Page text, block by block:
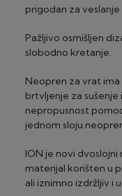
2-24 rate,
Maestro®/Visa
2-24 rate,
MasterCard® /
2-24 rate,
Visa Premium
za ostale
za fitness
po komadu
ROK DOSTAVE
2 – 3 radna dana
do 5 radnih dana)
20-30 radna
prigodan za
Pažljivo osmišljen
slobodno kretanje.
Neopren za vrat
brtvljenje za
nepropusnost
jednom sloju
ION je novi dvoslojni
materijal korišten u
ali iznimno izdržljiv i